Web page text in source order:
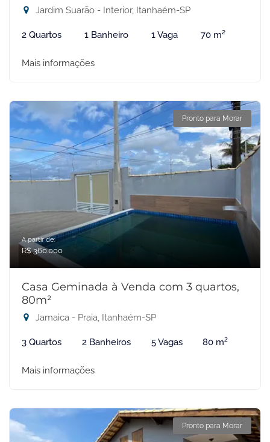
Jardim Suarão - Interior, Itanhaém-SP
2 Quartos 1 Banheiro 1 Vaga 70 m²
Mais informações
Pronto para Morar
A partir de:
R$ 360.000
Casa Geminada à Venda com 3 quartos,
80m²
Jamaica - Praia, Itanhaém-SP
3 Quartos 2 Banheiros 5 Vagas 80 m²
Mais informações
Pronto para Morar